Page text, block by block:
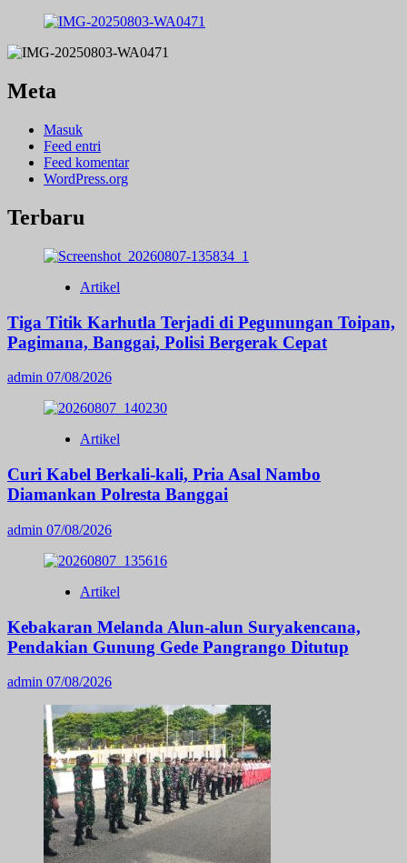
Meta
Masuk
Feed entri
Feed komentar
WordPress.org
Terbaru
Artikel
Tiga Titik Karhutla Terjadi di Pegunungan Toipan,
Pagimana, Banggai, Polisi Bergerak Cepat
admin 07/08/2026
Artikel
Curi Kabel Berkali-kali, Pria Asal Nambo
Diamankan Polresta Banggai
admin 07/08/2026
Artikel
Kebakaran Melanda Alun-alun Suryakencana,
Pendakian Gunung Gede Pangrango Ditutup
admin 07/08/2026